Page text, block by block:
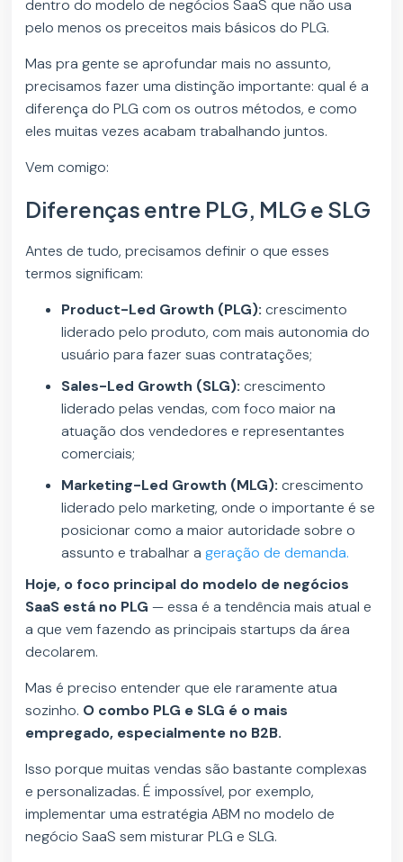
dentro do modelo de negócios SaaS que não usa
pelo menos os preceitos mais básicos do PLG.
Mas pra gente se aprofundar mais no assunto,
precisamos fazer uma distinção importante: qual é a
diferença do PLG com os outros métodos, e como
eles muitas vezes acabam trabalhando juntos.
Vem comigo:
Diferenças entre PLG, MLG e SLG
Antes de tudo, precisamos definir o que esses
termos significam:
Product-Led Growth (PLG):crescimento
liderado pelo produto, com mais autonomia do
usuário para fazer suas contratações;
Sales-Led Growth (SLG):crescimento
liderado pelas vendas, com foco maior na
atuação dos vendedores e representantes
comerciais;
Marketing-Led Growth (MLG):crescimento
liderado pelo marketing, onde o importante é se
posicionar como a maior autoridade sobre o
assunto e trabalhar ageração de demanda.
Hoje, o foco principal do modelo de negócios
SaaS está no PLG — essa é a tendência mais atual e
a que vem fazendo as principais startups da área
decolarem.
Mas é preciso entender que ele raramente atua
sozinho. O combo PLG e SLG é o mais
empregado, especialmente no B2B.
Isso porque muitas vendas são bastante complexas
e personalizadas. É impossível, por exemplo,
implementar uma estratégia ABM no modelo de
negócio SaaS sem misturar PLG e SLG.